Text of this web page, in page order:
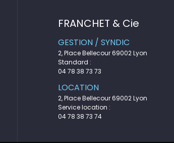
FRANCHET & Cie
GESTION / SYNDIC
2, Place Bellecour 69002 Lyon
Standard :
04 78 38 73 73
LOCATION
2, Place Bellecour 69002 Lyon
Service location :
04 78 38 73 74